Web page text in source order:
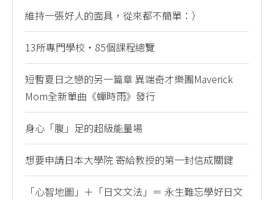
維持一張好人的面具，從來都不簡單：）
13所專門學校・85個課程總覽
短暫夏日之戀的另一篇章 異端奇才樂團Maverick
Mom全新單曲《蟬時雨》發行
身心「腹」足的超級能量場
想要申請日本大學院 寄給教授的第一封信成關鍵
「心智地圖」＋「日文文法」＝ 永生難忘學好日文